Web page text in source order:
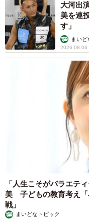
かわいいパッカーン姿
大河出
美を連
す」
まいど
2026.08.06
「人生こそがバラエテ
美 子どもの教育考え「
戦」
まいどなトピック